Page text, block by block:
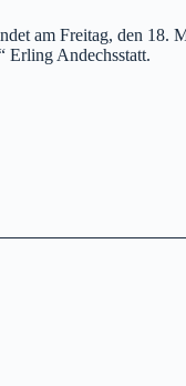
am Freitag, den 18.
Erling Andechsstatt.